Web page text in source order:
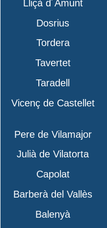
Lliçà d´Amunt
Dosrius
Tordera
Tavertet
Taradell
Vicenç de Castellet
Pere de Vilamajor
Julià de Vilatorta
Capolat
Barberà del Vallès
Balenyà